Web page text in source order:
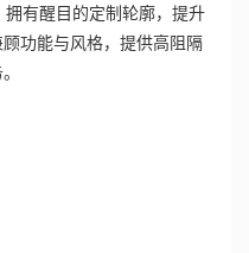
拥有醒目的定制轮廓，提升
功能与风格，提供高阻隔